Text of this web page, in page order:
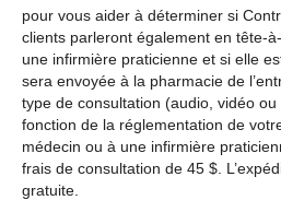
pour vous aider à déterminer si
clients parleront également en tête-
une infirmière praticienne et si elle
sera envoyée à la pharmacie de
type de consultation (audio, vidéo
fonction de la réglementation de
médecin ou à une infirmière
frais de consultation de 45 $.
gratuite.